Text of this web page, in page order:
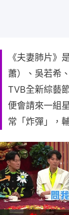
《夫妻肺片》
蕭）、吳若希
TVB全新綜藝
便會請來一組
常「炸彈」，